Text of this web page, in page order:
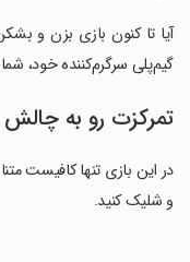
آیا تا کنون بازی بزن و
گیم‌پلی سرگرم‌کننده خود،
تمرکزت رو به
در این بازی تنها کافیست
و شلیک کنید.